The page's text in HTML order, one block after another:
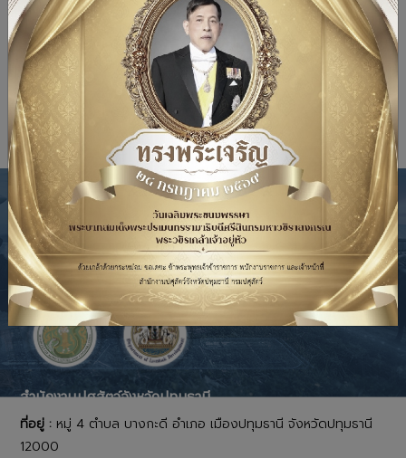
ทดสอบรายงาน
เนื้อหาถัดไป: ข่าวจัดซื้อจัดจ้าง3 (2)
ต่อไป
สำนักงานปศุสัตว์จังหวัดปทุมธานี
ที่อยู่ : หมู่ 4 ตำบล บางกะดี อำเภอ เมืองปทุมธานี จังหวัดปทุมธานี
12000